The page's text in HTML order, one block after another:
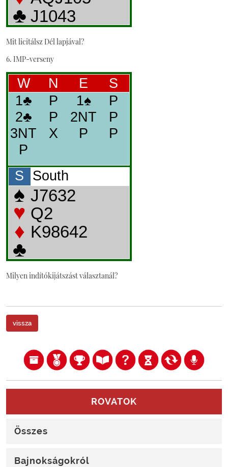
Mit licitálsz Dél lapjával?
6. IMP-verseny
Milyen indítókijátszást választanál?
vissza
ROVATOK
Összes
Bajnokságokról